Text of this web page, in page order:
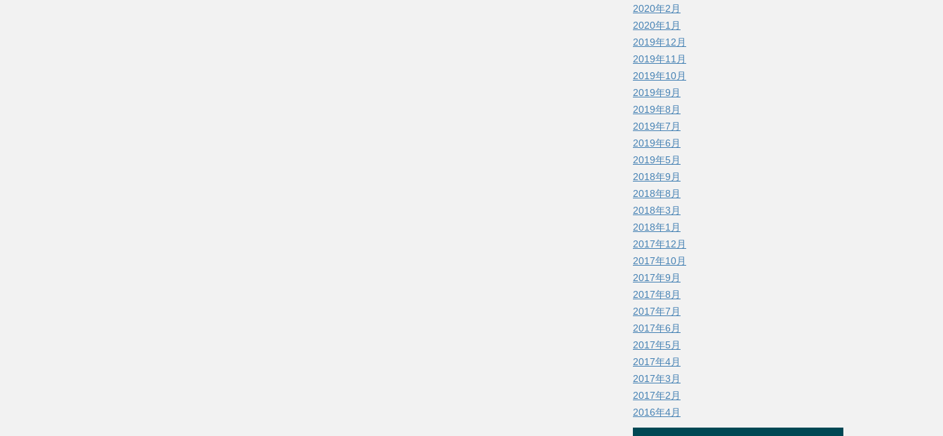
2020年2月
2020年1月
2019年12月
2019年11月
2019年10月
2019年9月
2019年8月
2019年7月
2019年6月
2019年5月
2018年9月
2018年8月
2018年3月
2018年1月
2017年12月
2017年10月
2017年9月
2017年8月
2017年7月
2017年6月
2017年5月
2017年4月
2017年3月
2017年2月
2016年4月